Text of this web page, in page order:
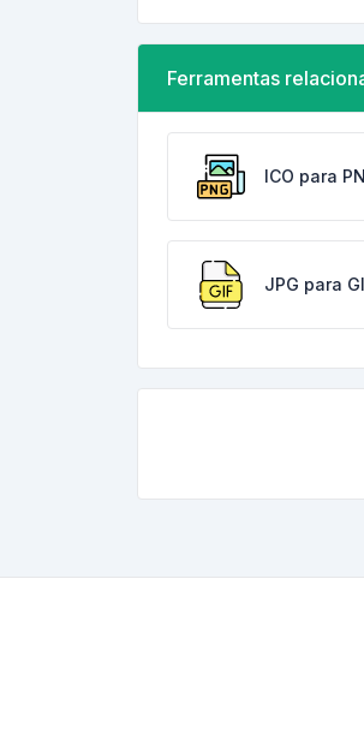
Ferramentas
ICO para
JPG para